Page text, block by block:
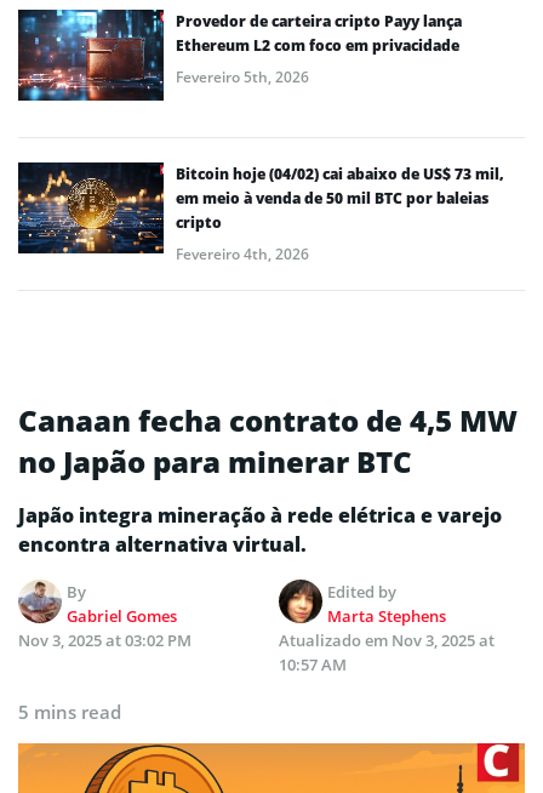
Provedor de carteira cripto Payy lança
Ethereum L2 com foco em privacidade
Fevereiro 5th, 2026
Bitcoin hoje (04/02) cai abaixo de US$ 73 mil,
em meio à venda de 50 mil BTC por baleias
cripto
Fevereiro 4th, 2026
Canaan fecha contrato de 4,5 MW
no Japão para minerar BTC
Japão integra mineração à rede elétrica e varejo
encontra alternativa virtual.
By
Gabriel Gomes
Edited by
Marta Stephens
Nov 3, 2025 at 03:02 PM
Atualizado em Nov 3, 2025 at
10:57 AM
5 mins read